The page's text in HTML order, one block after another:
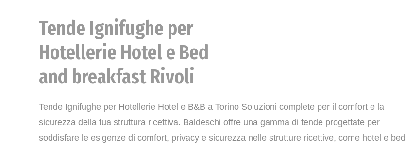
News
Tende Ignifughe per
Hotellerie Hotel e Bed
and breakfast Rivoli
Tende Ignifughe per Hotellerie Hotel e B&B a Torino Soluzioni complete per il comfort e la
sicurezza della tua struttura ricettiva. Baldeschi offre una gamma di tende progettate per
soddisfare le esigenze di comfort, privacy e sicurezza nelle strutture ricettive, come hotel e bed